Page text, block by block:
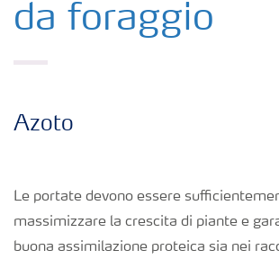
Biostimolanti
NPK rivestiti
da foraggio
Azoto
Le portate devono essere
massimizzare la crescita di piante e
buona assimilazione proteica sia nei